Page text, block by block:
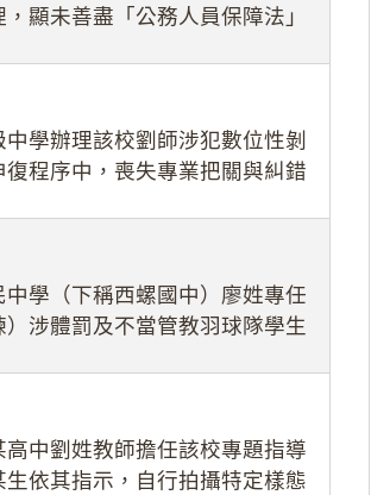
顯未善盡「公務人員保障法」
學辦理該校劉師涉犯數位性剝
程序中，喪失專業把關與糾錯
學（下稱西螺國中）廖姓專任
涉體罰及不當管教羽球隊學生
中劉姓教師擔任該校專題指導
依其指示，自行拍攝特定樣態